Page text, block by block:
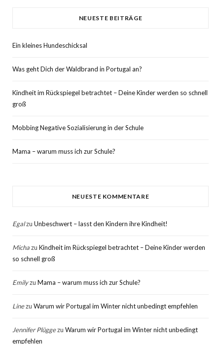
NEUESTE BEITRÄGE
Ein kleines Hundeschicksal
Was geht Dich der Waldbrand in Portugal an?
Kindheit im Rückspiegel betrachtet – Deine Kinder werden so schnell
groß
Mobbing Negative Sozialisierung in der Schule
Mama – warum muss ich zur Schule?
NEUESTE KOMMENTARE
Egalzu Unbeschwert – lasst den Kindern ihre Kindheit!
Michazu Kindheit im Rückspiegel betrachtet – Deine Kinder werden
so schnell groß
Emilyzu Mama – warum muss ich zur Schule?
Linezu Warum wir Portugal im Winter nicht unbedingt empfehlen
Jennifer Plüggezu Warum wir Portugal im Winter nicht unbedingt
empfehlen